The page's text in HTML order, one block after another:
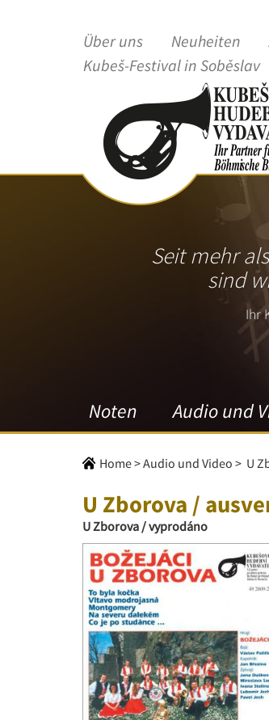
Über uns Neuheiten
Kubeš-Festival in Soběslav
Seit mehr
sind
Ihr
Noten Audio und
Home>Audio und Video > U
U Zborova /
U Zborova / vyprodáno